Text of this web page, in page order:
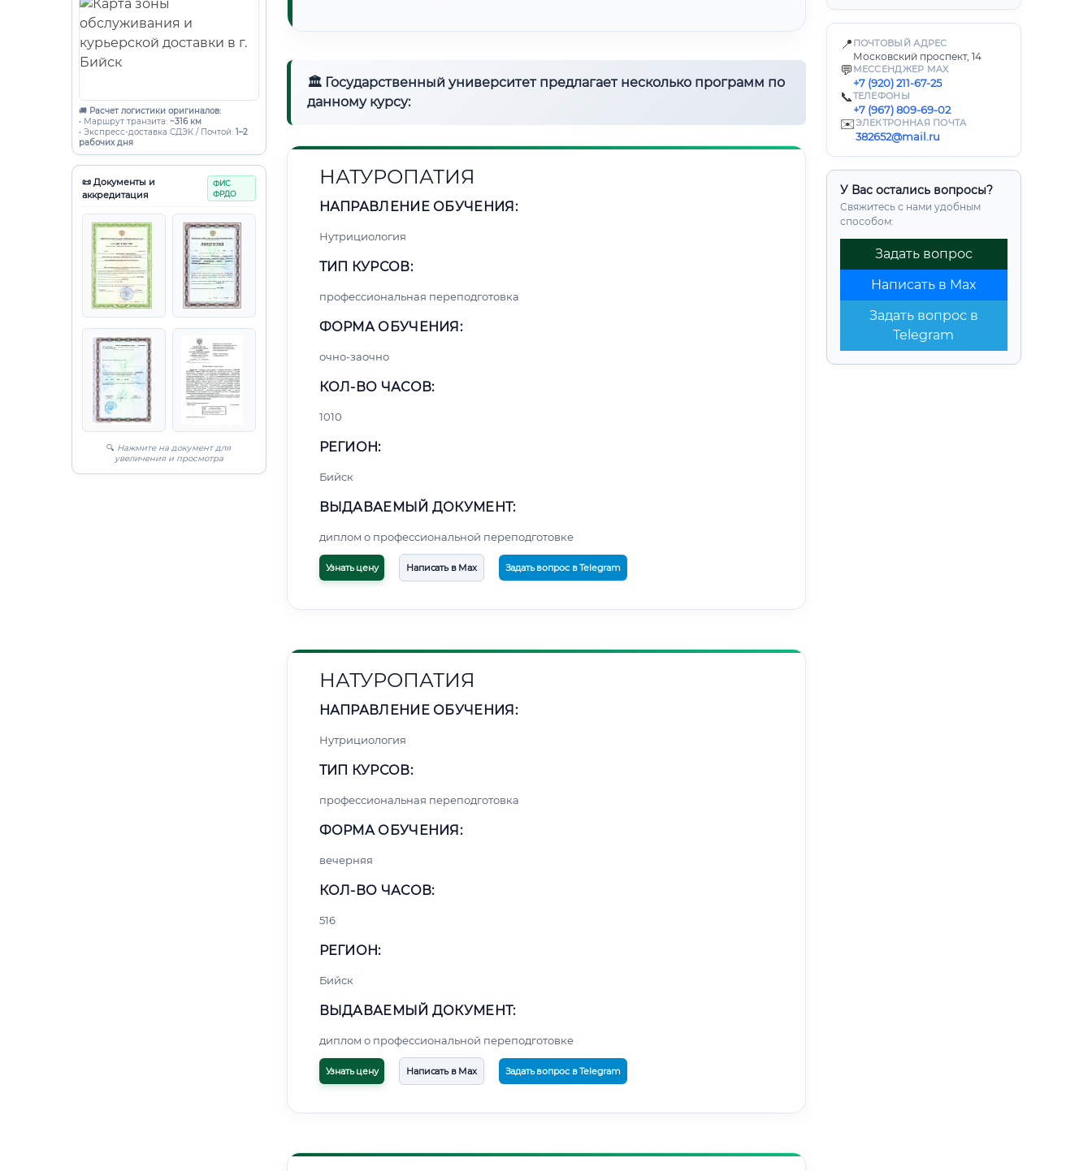
🚚 Расчет логистики оригиналов:
• Маршрут транзита: ~316 км
• Экспресс-доставка СДЭК / Почтой: 1–2
рабочих дня
📜 Документы и
аккредитация
ФИС
ФРДО
🔍 Нажмите на документ для
увеличения и просмотра
📍 ПОЧТОВЫЙ АДРЕС
Московский проспект, 14
💬 МЕССЕНДЖЕР MAX
+7 (920) 211-67-25
📞ТЕЛЕФОНЫ
+7 (967) 809-69-02
✉️ЭЛЕКТРОННАЯ ПОЧТА
382652@mail.ru
У Вас остались вопросы?
Свяжитесь с нами удобным
способом:
Задать вопрос
Написать в Max
Задать вопрос в
Telegram
🏛 Государственный университет предлагает несколько программ по
данному курсу:
НАТУРОПАТИЯ
НАПРАВЛЕНИЕ ОБУЧЕНИЯ:
Нутрициология
ТИП КУРСОВ:
профессиональная переподготовка
ФОРМА ОБУЧЕНИЯ:
очно-заочно
КОЛ-ВО ЧАСОВ:
1010
РЕГИОН:
Бийск
ВЫДАВАЕМЫЙ ДОКУМЕНТ:
диплом о профессиональной переподготовке
Узнать цену Написать в Max Задать вопрос в Telegram
НАТУРОПАТИЯ
НАПРАВЛЕНИЕ ОБУЧЕНИЯ:
Нутрициология
ТИП КУРСОВ:
профессиональная переподготовка
ФОРМА ОБУЧЕНИЯ:
вечерняя
КОЛ-ВО ЧАСОВ:
516
РЕГИОН:
Бийск
ВЫДАВАЕМЫЙ ДОКУМЕНТ:
диплом о профессиональной переподготовке
Узнать цену Написать в Max Задать вопрос в Telegram